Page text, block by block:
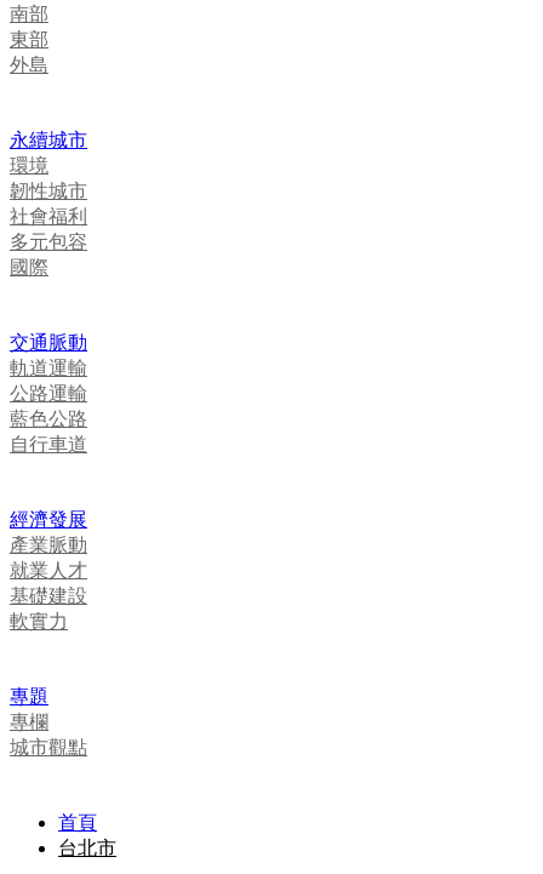
南部
東部
外島
永續城市
環境
韌性城市
社會福利
多元包容
國際
交通脈動
軌道運輸
公路運輸
藍色公路
自行車道
經濟發展
產業脈動
就業人才
基礎建設
軟實力
專題
專欄
城市觀點
首頁
台北市